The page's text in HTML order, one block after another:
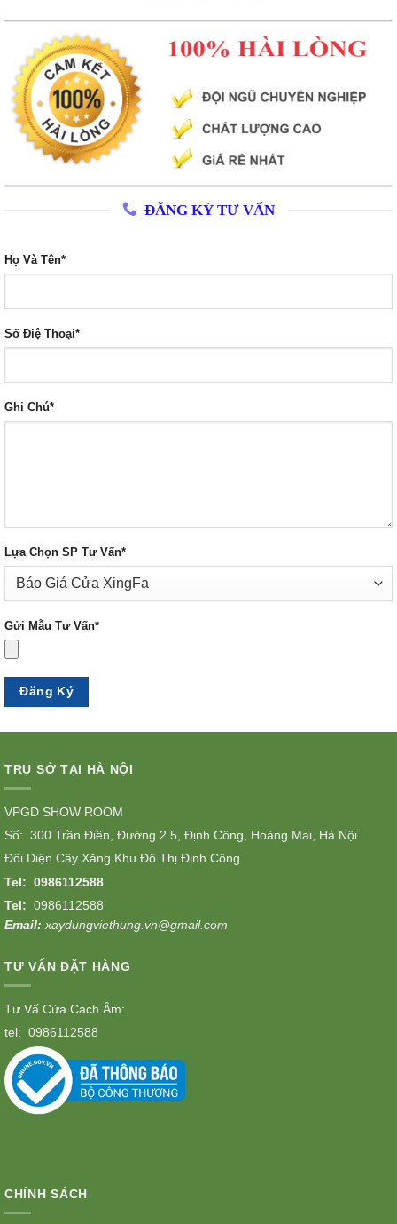
ĐĂNG KÝ TƯ VẤN
Họ Và Tên*
Số Điệ Thoại*
Ghi Chú*
Lựa Chọn SP Tư Vấn*
Gửi Mẫu Tư Vấn*
TRỤ SỞ TẠI HÀ NỘI
VPGD SHOW ROOM
Số: 300 Trần Điền, Đường 2.5, Định Công, Hoàng Mai, Hà Nội
Đối Diện Cây Xăng Khu Đô Thị Định Công
Tel: 0986112588
Tel: 0986112588
Email: xaydungviethung.vn@gmail.com
TƯ VẤN ĐẶT HÀNG
Tư Vấ Cửa Cách Âm:
tel: 0986112588
CHÍNH SÁCH